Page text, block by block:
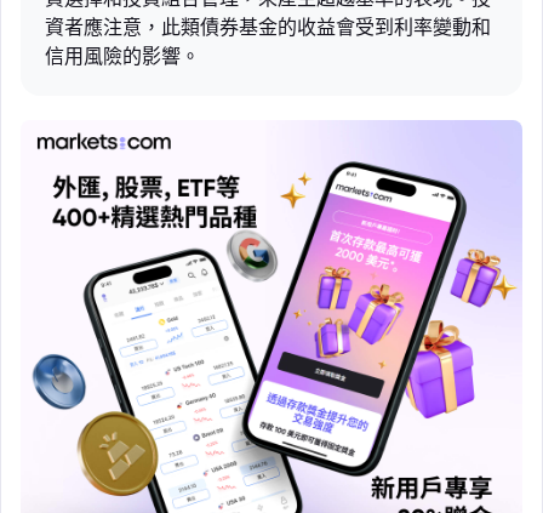
資者應注意，此類債券基金的收益會受到利率變動和
信用風險的影響。